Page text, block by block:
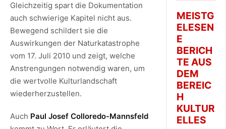
Gleichzeitig spart die Dokumentation
auch schwierige Kapitel nicht aus.
Bewegend schildert sie die
Auswirkungen der Naturkatastrophe
vom 17. Juli 2010 und zeigt, welche
Anstrengungen notwendig waren, um
die wertvolle Kulturlandschaft
wiederherzustellen.
Auch Paul Josef Colloredo-Mannsfeld
MEISTG
ELESEN
E
BERICH
TE AUS
DEM
BEREIC
H
KULTUR
ELLES